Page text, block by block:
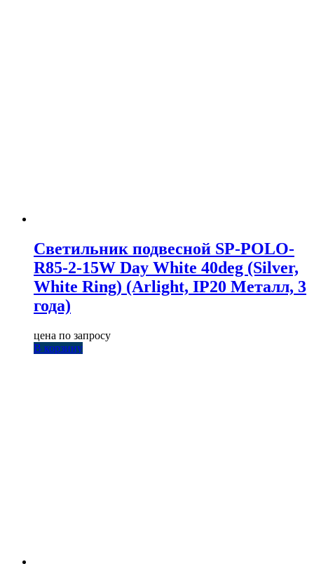
Светильник подвесной SP-POLO-
R85-2-15W Day White 40deg (Silver,
White Ring) (Arlight, IP20 Металл, 3
года)
цена по запросу
В корзину